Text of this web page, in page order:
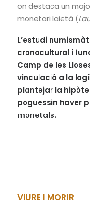
on destaca un
monetari laietà (
L’estudi
cronocultural i
Camp de les
vinculació a la
plantejar la
poguessin haver
monetals.
VIURE I MORIR